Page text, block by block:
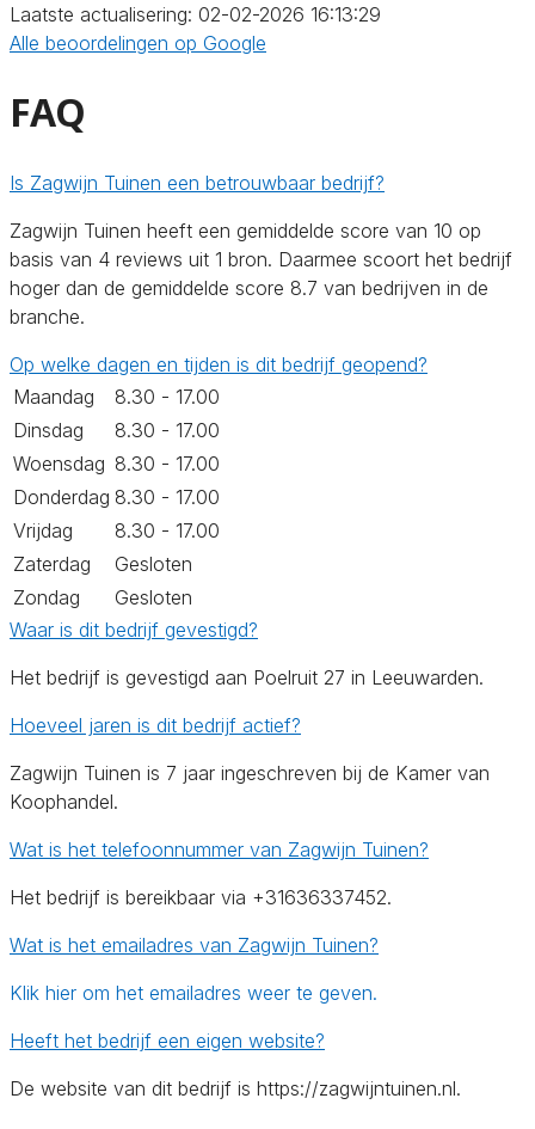
Laatste actualisering: 02-02-2026 16:13:29
Alle beoordelingen op Google
FAQ
Is Zagwijn Tuinen een betrouwbaar bedrijf?
Zagwijn Tuinen heeft een gemiddelde score van 10 op
basis van 4 reviews uit 1 bron. Daarmee scoort het bedrijf
hoger dan de gemiddelde score 8.7 van bedrijven in de
branche.
Op welke dagen en tijden is dit bedrijf geopend?
Maandag
8.30 - 17.00
Dinsdag
8.30 - 17.00
Woensdag 8.30 - 17.00
Donderdag 8.30 - 17.00
Vrijdag
8.30 - 17.00
Zaterdag
Gesloten
Zondag
Gesloten
Waar is dit bedrijf gevestigd?
Het bedrijf is gevestigd aan Poelruit 27 in Leeuwarden.
Hoeveel jaren is dit bedrijf actief?
Zagwijn Tuinen is 7 jaar ingeschreven bij de Kamer van
Koophandel.
Wat is het telefoonnummer van Zagwijn Tuinen?
Het bedrijf is bereikbaar via +31636337452.
Wat is het emailadres van Zagwijn Tuinen?
Klik hier om het emailadres weer te geven.
Heeft het bedrijf een eigen website?
De website van dit bedrijf is https://zagwijntuinen.nl.